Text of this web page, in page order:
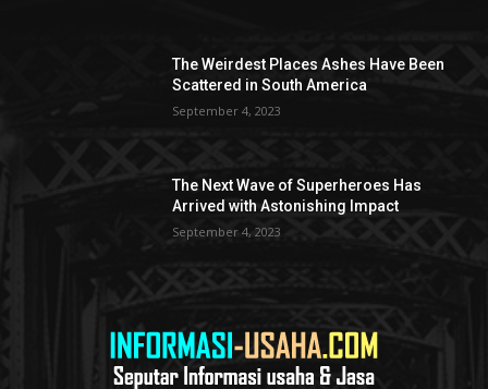
The Weirdest Places Ashes Have Been
Scattered in South America
September 4, 2023
The Next Wave of Superheroes Has
Arrived with Astonishing Impact
September 4, 2023